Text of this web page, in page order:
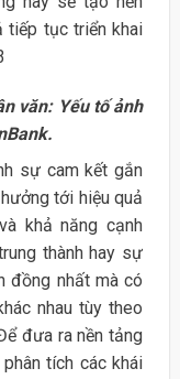
tiếp tục triển khai
văn: Yếu tố ảnh
sự cam kết gắn
tới hiệu quả
khả năng cạnh
thành hay sự
đồng nhất mà có
nhau tùy theo
đưa ra nền tảng
tích các khái